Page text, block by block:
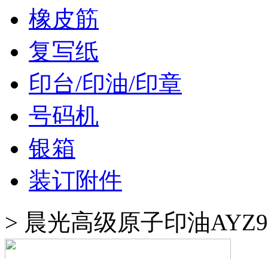
橡皮筋
复写纸
印台/印油/印章
号码机
银箱
装订附件
> 晨光高级原子印油